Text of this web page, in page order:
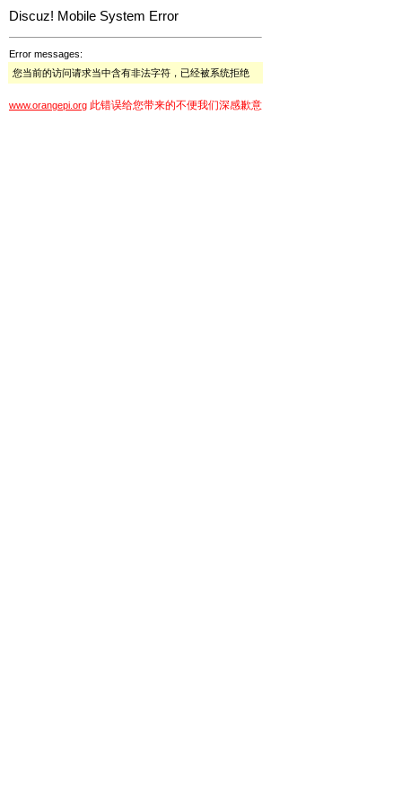
Discuz! Mobile System Error
Error messages:
您当前的访问请求当中含有非法字符，已经被系统拒绝
www.orangepi.org 此错误给您带来的不便我们深感歉意